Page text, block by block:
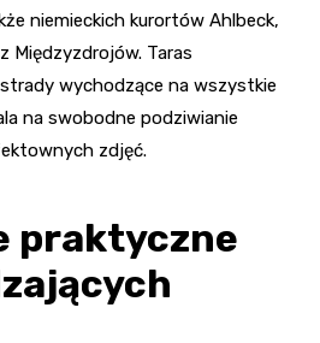
niemieckich kurortów Ahlbeck,
Międzyzdrojów. Taras
wychodzące na wszystkie
na swobodne podziwianie
zdjęć.
praktyczne